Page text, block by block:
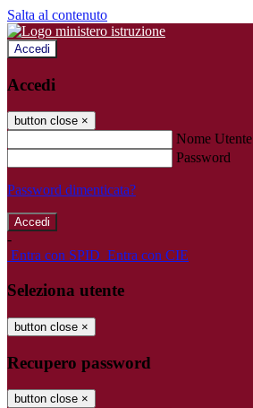
Salta al contenuto
Accedi
Accedi
button close ×
Nome Utente
Password
Password dimenticata?
-
Entra con SPID Entra con CIE
Seleziona utente
button close ×
Recupero password
button close ×